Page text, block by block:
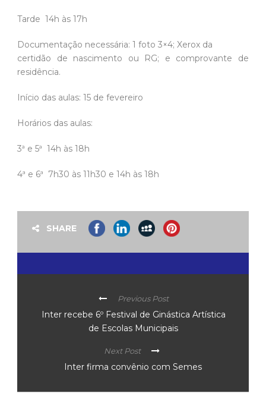
Tarde  14h às 17h
Documentação necessária: 1 foto 3×4; Xerox da
certidão de nascimento ou RG; e comprovante de
residência.
Início das aulas: 15 de fevereiro
Horários das aulas:
3ª e 5ª  14h às 18h
4ª e 6ª  7h30 às 11h30 e 14h às 18h
SHARE
Previous Post
Inter recebe 6º Festival de Ginástica Artística
de Escolas Municipais
Next Post
Inter firma convênio com Semes